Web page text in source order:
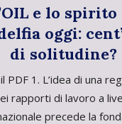
e lo
oggi:
di solitudine?
PDF 1. L’idea di una
rapporti di lavoro a
precede la